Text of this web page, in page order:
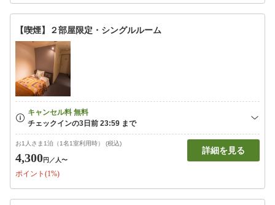
【喫煙】２部屋限定・シングルルーム
お1人さま1泊（1名1室利用時） (税込)
4,300円 ／人〜
ポイント(1%)
詳細を見る